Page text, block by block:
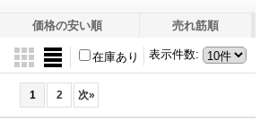
価格の安い順 売れ筋順
表示件数:
在庫あり
1 2 次»